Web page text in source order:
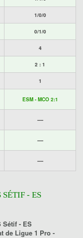
1/0/0
0/1/0
4
2 : 1
1
ESM - MCO 2:1
----
----
----
SÉTIF - ES
Sétif - ES
de Ligue 1 Pro -